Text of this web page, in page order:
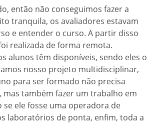
então não conseguimos fazer a
tranquila, os avaliadores estavam
e entender o curso. A partir disso
realizada de forma remota.
alunos têm disponíveis, sendo eles o
nosso projeto multidisciplinar,
para ser formado não precisa
também fazer um trabalho em
ele fosse uma operadora de
laboratórios de ponta, enfim, toda a